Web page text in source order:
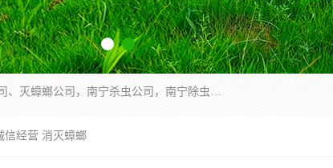
广西亿之豪有害生物防治服务有限公司是一家南宁灭鼠公司、灭蟑螂公司，南宁杀虫公司，南宁除虫公司，南宁灭跳蚤公司，南宁灭白蚁公司，南宁除四害公司,广西亿之豪有害生物防治服务有限公司专业灭蟑螂,除臭虫,其他害虫,服务上门,安全环保,售后保障,一次消杀，竭诚为您服务.
信经营 消灭蟑螂